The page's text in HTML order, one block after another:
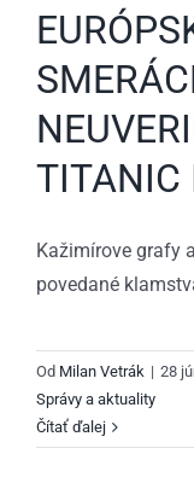
TITANIC
Kažimírove grafy
povedané
Od Milan Vetrák | 28
Správy a aktuality
Čítať ďalej